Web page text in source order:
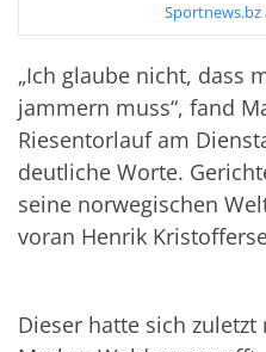
Sportnews.bz
„Ich glaube nicht, dass
jammern muss“, fand
Riesentorlauf am
deutliche Worte.
seine norwegischen
voran Henrik
Dieser hatte sich zuletzt